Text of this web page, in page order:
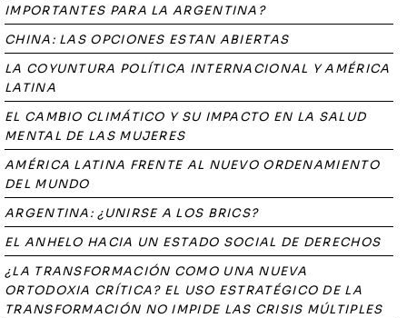
IMPORTANTES PARA LA ARGENTINA?
CHINA: LAS OPCIONES ESTAN ABIERTAS
LA COYUNTURA POLÍTICA INTERNACIONAL Y AMÉRICA
LATINA
EL CAMBIO CLIMÁTICO Y SU IMPACTO EN LA SALUD
MENTAL DE LAS MUJERES
AMÉRICA LATINA FRENTE AL NUEVO ORDENAMIENTO
DEL MUNDO
ARGENTINA: ¿UNIRSE A LOS BRICS?
EL ANHELO HACIA UN ESTADO SOCIAL DE DERECHOS
¿LA TRANSFORMACIÓN COMO UNA NUEVA
ORTODOXIA CRÍTICA? EL USO ESTRATÉGICO DE LA
TRANSFORMACIÓN NO IMPIDE LAS CRISIS MÚLTIPLES